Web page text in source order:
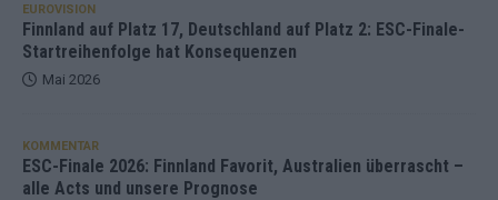
EUROVISION
Finnland auf Platz 17, Deutschland auf Platz 2: ESC-Finale-
Startreihenfolge hat Konsequenzen
Mai 2026
KOMMENTAR
ESC-Finale 2026: Finnland Favorit, Australien überrascht –
alle Acts und unsere Prognose